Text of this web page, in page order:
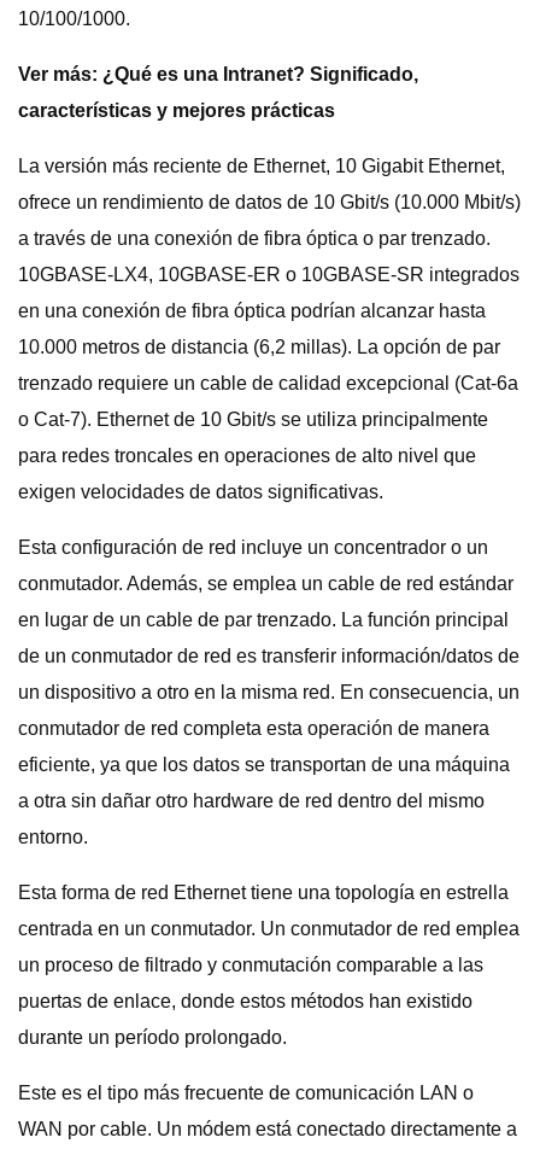
10/100/1000.
Ver más: ¿Qué es una Intranet? Significado,
características y mejores prácticas
La versión más reciente de Ethernet, 10 Gigabit Ethernet,
ofrece un rendimiento de datos de 10 Gbit/s (10.000 Mbit/s)
a través de una conexión de fibra óptica o par trenzado.
10GBASE-LX4, 10GBASE-ER o 10GBASE-SR integrados
en una conexión de fibra óptica podrían alcanzar hasta
10.000 metros de distancia (6,2 millas). La opción de par
trenzado requiere un cable de calidad excepcional (Cat-6a
o Cat-7). Ethernet de 10 Gbit/s se utiliza principalmente
para redes troncales en operaciones de alto nivel que
exigen velocidades de datos significativas.
Esta configuración de red incluye un concentrador o un
conmutador. Además, se emplea un cable de red estándar
en lugar de un cable de par trenzado. La función principal
de un conmutador de red es transferir información/datos de
un dispositivo a otro en la misma red. En consecuencia, un
conmutador de red completa esta operación de manera
eficiente, ya que los datos se transportan de una máquina
a otra sin dañar otro hardware de red dentro del mismo
entorno.
Esta forma de red Ethernet tiene una topología en estrella
centrada en un conmutador. Un conmutador de red emplea
un proceso de filtrado y conmutación comparable a las
puertas de enlace, donde estos métodos han existido
durante un período prolongado.
Este es el tipo más frecuente de comunicación LAN o
WAN por cable. Un módem está conectado directamente a